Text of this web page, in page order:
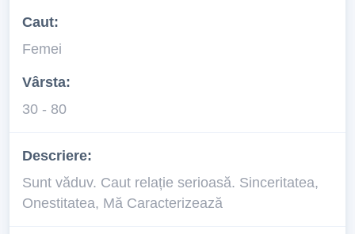
Caut:
Femei
Vârsta:
30 - 80
Descriere:
Sunt văduv. Caut relație serioasă. Sinceritatea,
Onestitatea, Mă Caracterizează